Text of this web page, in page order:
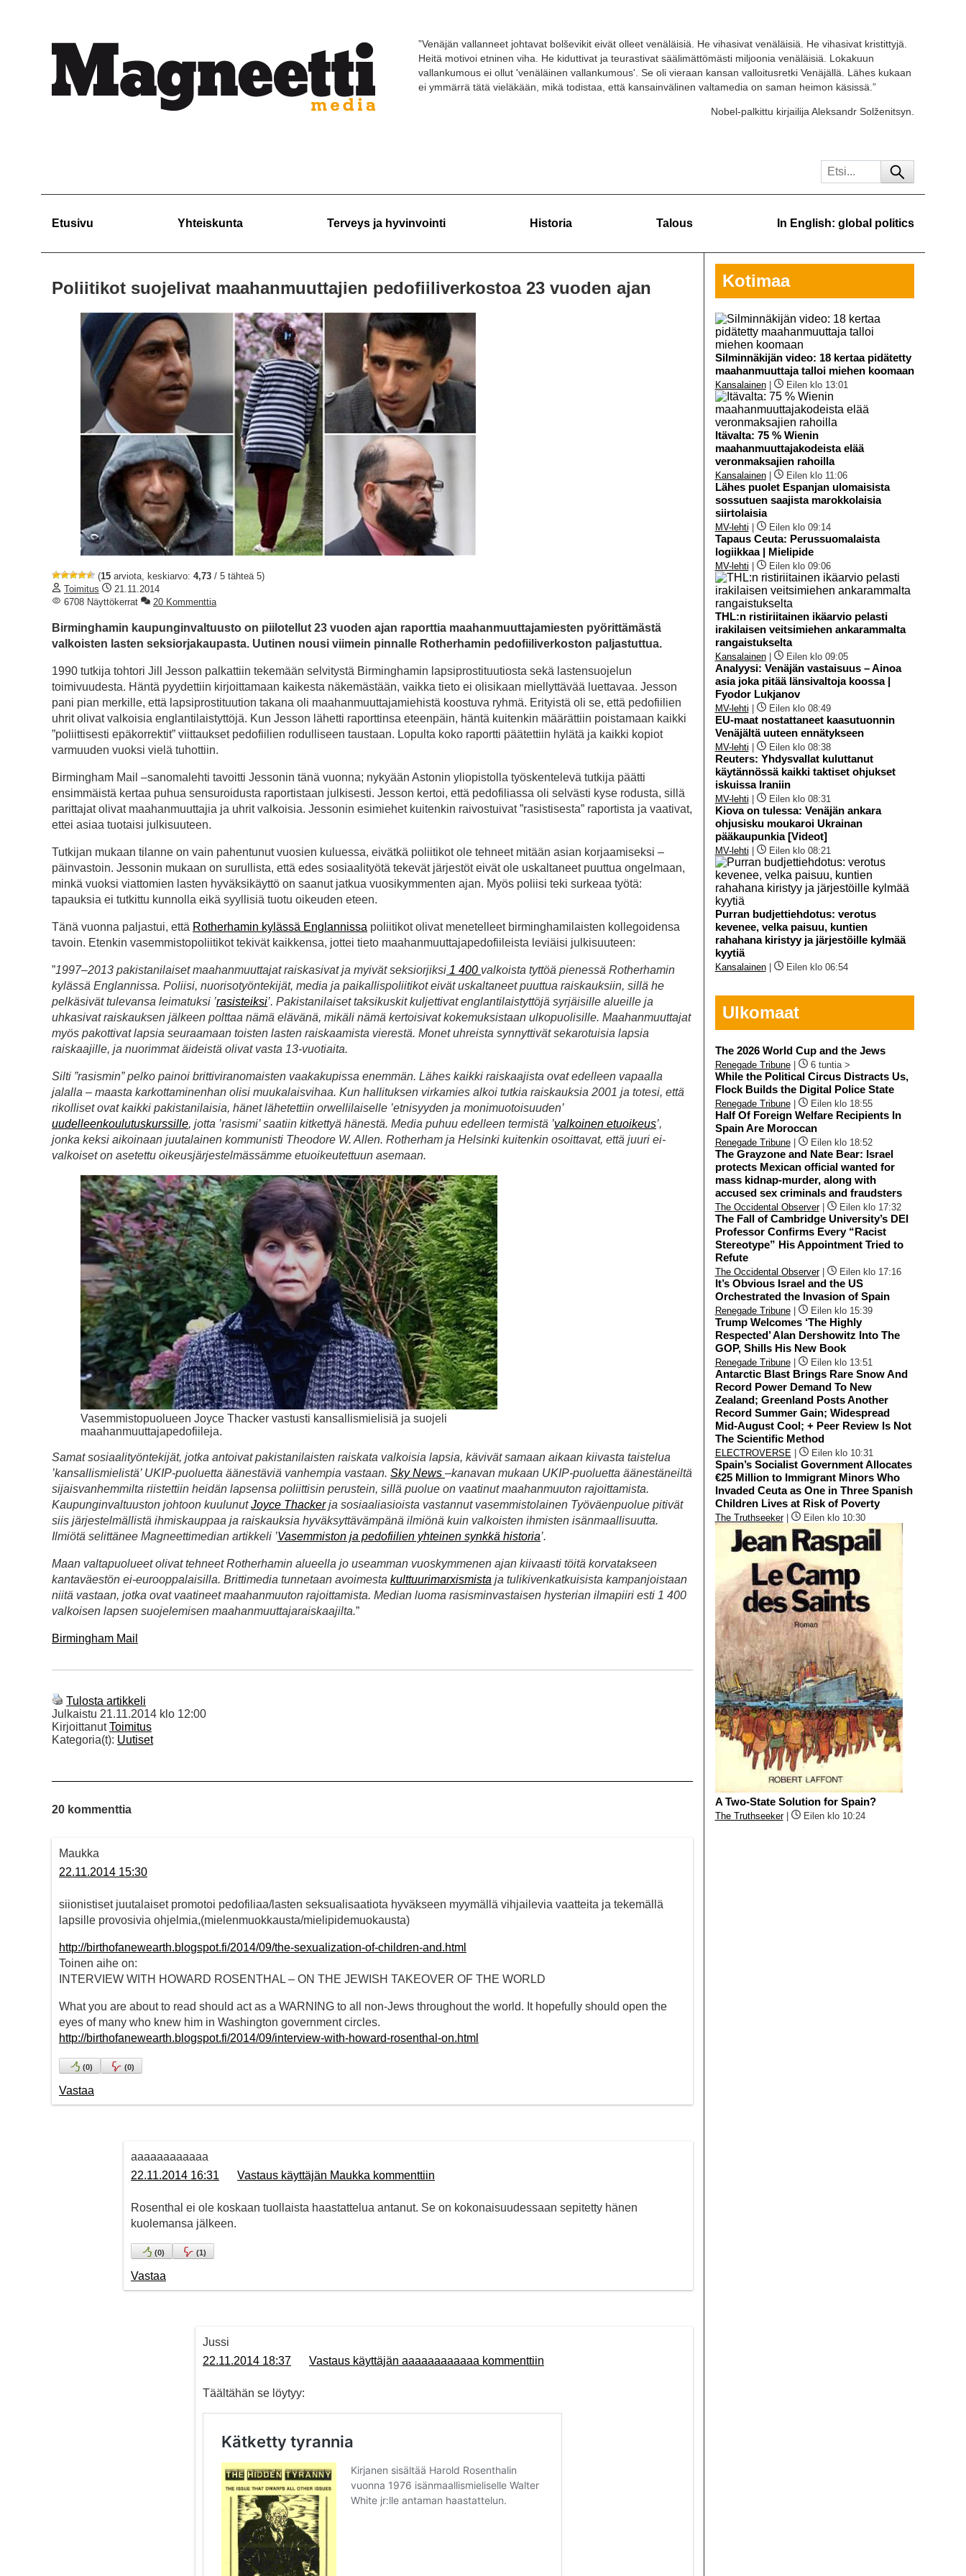
”Venäjän vallanneet johtavat bolševikit eivät olleet venäläisiä. He vihasivat venäläisiä. He vihasivat kristittyjä.
Heitä motivoi etninen viha. He kiduttivat ja teurastivat säälimättömästi miljoonia venäläisiä. Lokakuun
vallankumous ei ollut 'venäläinen vallankumous'. Se oli vieraan kansan valloitusretki Venäjällä. Lähes kukaan
ei ymmärrä tätä vieläkään, mikä todistaa, että kansainvälinen valtamedia on saman heimon käsissä.”
Nobel-palkittu kirjailija Aleksandr Solženitsyn.
Etusivu Yhteiskunta Terveys ja hyvinvointi Historia Talous In English: global politics
Poliitikot suojelivat maahanmuuttajien pedofiiliverkostoa 23 vuoden ajan
(15 arviota, keskiarvo: 4,73 / 5 tähteä 5)
Toimitus
21.11.2014
6708 Näyttökerrat
20 Kommenttia
Birminghamin kaupunginvaltuusto on piilotellut 23 vuoden ajan raporttia maahanmuuttajamiesten pyörittämästä
valkoisten lasten seksiorjakaupasta. Uutinen nousi viimein pinnalle Rotherhamin pedofiiliverkoston paljastuttua.
1990 tutkija tohtori Jill Jesson palkattiin tekemään selvitystä Birminghamin lapsiprostituutiosta sekä lastensuojelun
toimivuudesta. Häntä pyydettiin kirjoittamaan kaikesta näkemästään, vaikka tieto ei olisikaan miellyttävää luettavaa. Jesson
pani pian merkille, että lapsiprostituution takana oli maahanmuuttajamiehistä koostuva ryhmä. Erityistä oli se, että pedofiilien
uhrit olivat valkoisia englantilaistyttöjä. Kun Jesson lähetti raporttinsa eteenpäin, häntä kuitenkin määrättiin poistamaan kaikki
”poliittisesti epäkorrektit” viittaukset pedofiilien rodulliseen taustaan. Lopulta koko raportti päätettiin hylätä ja kaikki kopiot
varmuuden vuoksi vielä tuhottiin.
Birmingham Mail –sanomalehti tavoitti Jessonin tänä vuonna; nykyään Astonin yliopistolla työskentelevä tutkija päätti
ensimmäistä kertaa puhua sensuroidusta raportistaan julkisesti. Jesson kertoi, että pedofiliassa oli selvästi kyse rodusta, sillä
parittajat olivat maahanmuuttajia ja uhrit valkoisia. Jessonin esimiehet kuitenkin raivostuivat ”rasistisesta” raportista ja vaativat,
ettei asiaa tuotaisi julkisuuteen.
Tutkijan mukaan tilanne on vain pahentunut vuosien kuluessa, eivätkä poliitikot ole tehneet mitään asian korjaamiseksi –
päinvastoin. Jessonin mukaan on surullista, että edes sosiaalityötä tekevät järjestöt eivät ole uskaltaneet puuttua ongelmaan,
minkä vuoksi viattomien lasten hyväksikäyttö on saanut jatkua vuosikymmenten ajan. Myös poliisi teki surkeaa työtä:
tapauksia ei tutkittu kunnolla eikä syyllisiä tuotu oikeuden eteen.
Tänä vuonna paljastui, että Rotherhamin kylässä Englannissa poliitikot olivat menetelleet birminghamilaisten kollegoidensa
tavoin. Etenkin vasemmistopoliitikot tekivät kaikkensa, jottei tieto maahanmuuttajapedofiileista leviäisi julkisuuteen:
”1997–2013 pakistanilaiset maahanmuuttajat raiskasivat ja myivät seksiorjiksi 1 400 valkoista tyttöä pienessä Rotherhamin
kylässä Englannissa. Poliisi, nuorisotyöntekijät, media ja paikallispoliitikot eivät uskaltaneet puuttua raiskauksiin, sillä he
pelkäsivät tulevansa leimatuksi ’rasisteiksi’. Pakistanilaiset taksikuskit kuljettivat englantilaistyttöjä syrjäisille alueille ja
uhkasivat raiskauksen jälkeen polttaa nämä elävänä, mikäli nämä kertoisivat kokemuksistaan ulkopuolisille. Maahanmuuttajat
myös pakottivat lapsia seuraamaan toisten lasten raiskaamista vierestä. Monet uhreista synnyttivät sekarotuisia lapsia
raiskaajille, ja nuorimmat äideistä olivat vasta 13-vuotiaita.
Silti ”rasismin” pelko painoi brittiviranomaisten vaakakupissa enemmän. Lähes kaikki raiskaajista ovat edelleen vapaalla
jalalla – maasta karkottaminenhan olisi muukalaisvihaa. Kun hallituksen virkamies alkoi tutkia raiskauksia 2001 ja totesi, että
rikolliset ovat kaikki pakistanilaisia, hänet lähetettiin orwellilaiselle ’etnisyyden ja monimuotoisuuden’
uudelleenkoulutuskurssille, jotta ’rasismi’ saatiin kitkettyä hänestä. Media puhuu edelleen termistä ’valkoinen etuoikeus’,
jonka keksi aikoinaan juutalainen kommunisti Theodore W. Allen. Rotherham ja Helsinki kuitenkin osoittavat, että juuri ei-
valkoiset on asetettu oikeusjärjestelmässämme etuoikeutettuun asemaan.
Vasemmistopuolueen Joyce Thacker vastusti kansallismielisiä ja suojeli
maahanmuuttajapedofiileja.
Samat sosiaalityöntekijät, jotka antoivat pakistanilaisten raiskata valkoisia lapsia, kävivät samaan aikaan kiivasta taistelua
’kansallismielistä’ UKIP-puoluetta äänestäviä vanhempia vastaan. Sky News –kanavan mukaan UKIP-puoluetta äänestäneiltä
sijaisvanhemmilta riistettiin heidän lapsensa poliittisin perustein, sillä puolue on vaatinut maahanmuuton rajoittamista.
Kaupunginvaltuuston johtoon kuulunutJoyce Thackerja sosiaaliasioista vastannut vasemmistolainen Työväenpuolue pitivät
siis järjestelmällistä ihmiskauppaa ja raiskauksia hyväksyttävämpänä ilmiönä kuin valkoisten ihmisten isänmaallisuutta.
Ilmiötä selittänee Magneettimedian artikkeli ’Vasemmiston ja pedofiilien yhteinen synkkä historia’.
Maan valtapuolueet olivat tehneet Rotherhamin alueella jo useamman vuoskymmenen ajan kiivaasti töitä korvatakseen
kantaväestön ei-eurooppalaisilla. Brittimedia tunnetaan avoimesta kulttuurimarxismista ja tulikivenkatkuisista kampanjoistaan
niitä vastaan, jotka ovat vaatineet maahanmuuton rajoittamista. Median luoma rasisminvastaisen hysterian ilmapiiri esti 1 400
valkoisen lapsen suojelemisen maahanmuuttajaraiskaajilta.”
Birmingham Mail
Tulosta artikkeli
Julkaistu 21.11.2014 klo 12:00
KirjoittanutToimitus
Kategoria(t): Uutiset
20 kommenttia
Maukka
22.11.2014 15:30
siionistiset juutalaiset promotoi pedofiliaa/lasten seksualisaatiota hyväkseen myymällä vihjailevia vaatteita ja tekemällä
lapsille provosivia ohjelmia,(mielenmuokkausta/mielipidemuokausta)
http://birthofanewearth.blogspot.fi/2014/09/the-sexualization-of-children-and.html
Toinen aihe on:
INTERVIEW WITH HOWARD ROSENTHAL – ON THE JEWISH TAKEOVER OF THE WORLD
What you are about to read should act as a WARNING to all non-Jews throughout the world. It hopefully should open the
eyes of many who knew him in Washington government circles.
http://birthofanewearth.blogspot.fi/2014/09/interview-with-howard-rosenthal-on.html
(0) (0)
Vastaa
aaaaaaaaaaaa
22.11.2014 16:31
Vastaus käyttäjän Maukka kommenttiin
Rosenthal ei ole koskaan tuollaista haastattelua antanut. Se on kokonaisuudessaan sepitetty hänen
kuolemansa jälkeen.
(0) (1)
Vastaa
Jussi
22.11.2014 18:37
Vastaus käyttäjän aaaaaaaaaaaa kommenttiin
Täältähän se löytyy:
Kotimaa
Silminnäkijän video: 18 kertaa pidätetty
maahanmuuttaja talloi miehen koomaan
Kansalainen| Eilen klo 13:01
Itävalta: 75 % Wienin
maahanmuuttajakodeista elää
veronmaksajien rahoilla
Kansalainen| Eilen klo 11:06
Lähes puolet Espanjan ulomaisista
sossutuen saajista marokkolaisia
siirtolaisia
MV-lehti Eilen klo 09:14
Tapaus Ceuta: Perussuomalaista
logiikkaa | Mielipide
MV-lehti Eilen klo 09:06
THL:n ristiriitainen ikäarvio pelasti
irakilaisen veitsimiehen ankarammalta
rangaistukselta
Kansalainen| Eilen klo 09:05
Analyysi: Venäjän vastaisuus – Ainoa
asia joka pitää länsivaltoja koossa |
Fyodor Lukjanov
MV-lehti Eilen klo 08:49
EU-maat nostattaneet kaasutuonnin
Venäjältä uuteen ennätykseen
MV-lehti Eilen klo 08:38
Reuters: Yhdysvallat kuluttanut
käytännössä kaikki taktiset ohjukset
iskuissa Iraniin
MV-lehti Eilen klo 08:31
Kiova on tulessa: Venäjän ankara
ohjusisku moukaroi Ukrainan
pääkaupunkia [Videot]
MV-lehti Eilen klo 08:21
Purran budjettiehdotus: verotus
kevenee, velka paisuu, kuntien
rahahana kiristyy ja järjestöille kylmää
kyytiä
Kansalainen| Eilen klo 06:54
Ulkomaat
The 2026 World Cup and the Jews
Renegade Tribune| 6 tuntia >
While the Political Circus Distracts Us,
Flock Builds the Digital Police State
Renegade Tribune| Eilen klo 18:55
Half Of Foreign Welfare Recipients In
Spain Are Moroccan
Renegade Tribune| Eilen klo 18:52
The Grayzone and Nate Bear: Israel
protects Mexican official wanted for
mass kidnap-murder, along with
accused sex criminals and fraudsters
The Occidental Observer| Eilen klo 17:32
The Fall of Cambridge University’s DEI
Professor Confirms Every “Racist
Stereotype” His Appointment Tried to
Refute
The Occidental Observer| Eilen klo 17:16
It’s Obvious Israel and the US
Orchestrated the Invasion of Spain
Renegade Tribune| Eilen klo 15:39
Trump Welcomes ‘The Highly
Respected’ Alan Dershowitz Into The
GOP, Shills His New Book
Renegade Tribune| Eilen klo 13:51
Antarctic Blast Brings Rare Snow And
Record Power Demand To New
Zealand; Greenland Posts Another
Record Summer Gain; Widespread
Mid-August Cool; + Peer Review Is Not
The Scientific Method
ELECTROVERSE Eilen klo 10:31
Spain’s Socialist Government Allocates
€25 Million to Immigrant Minors Who
Invaded Ceuta as One in Three Spanish
Children Lives at Risk of Poverty
The Truthseeker| Eilen klo 10:30
A Two-State Solution for Spain?
The Truthseeker| Eilen klo 10:24